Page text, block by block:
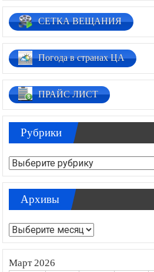
СЕТКА ВЕЩАНИЯ
Погода в странах ЦА
ПРАЙС ЛИСТ
Рубрики
Рубрики
Архивы
Архивы
Март 2026